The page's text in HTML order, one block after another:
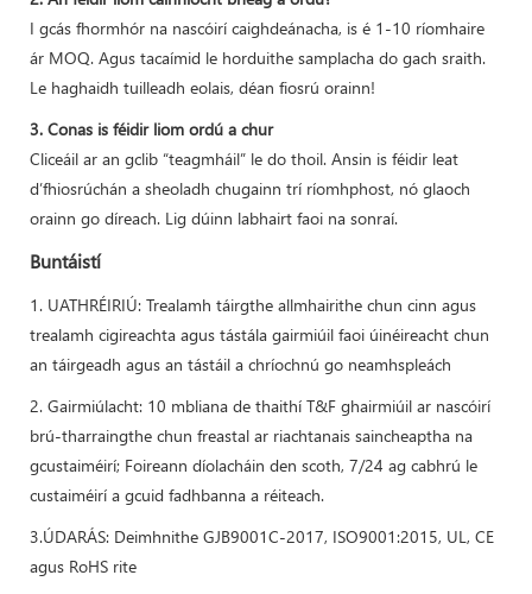
I gcás fhormhór na nascóirí caighdeánacha, is é 1-10 ríomhaire
ár MOQ. Agus tacaímid le horduithe samplacha do gach sraith.
Le haghaidh tuilleadh eolais, déan fiosrú orainn!
3. Conas is féidir liom ordú a chur
Cliceáil ar an gclib “teagmháil” le do thoil. Ansin is féidir leat
d’fhiosrúchán a sheoladh chugainn trí ríomhphost, nó glaoch
orainn go díreach. Lig dúinn labhairt faoi na sonraí.
Buntáistí
1. UATHRÉIRIÚ: Trealamh táirgthe allmhairithe chun cinn agus
trealamh cigireachta agus tástála gairmiúil faoi úinéireacht chun
an táirgeadh agus an tástáil a chríochnú go neamhspleách
2. Gairmiúlacht: 10 mbliana de thaithí T&F ghairmiúil ar nascóirí
brú-tharraingthe chun freastal ar riachtanais saincheaptha na
gcustaiméirí; Foireann díolacháin den scoth, 7/24 ag cabhrú le
custaiméirí a gcuid fadhbanna a réiteach.
3.ÚDARÁS: Deimhnithe GJB9001C-2017, ISO9001:2015, UL, CE
agus RoHS rite